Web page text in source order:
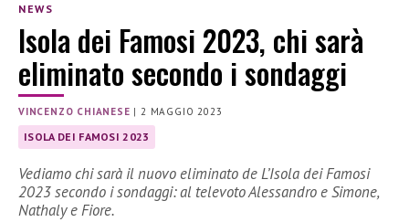
NEWS
Isola dei Famosi 2023, chi sarà
eliminato secondo i sondaggi
VINCENZO CHIANESE |2 MAGGIO 2023
ISOLA DEI FAMOSI 2023
Vediamo chi sarà il nuovo eliminato de L’Isola dei Famosi
2023 secondo i sondaggi: al televoto Alessandro e Simone,
Nathaly e Fiore.